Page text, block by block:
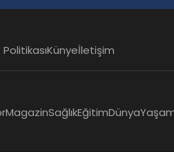
Künyeİletişim
MagazinSağlıkEğitimDünya